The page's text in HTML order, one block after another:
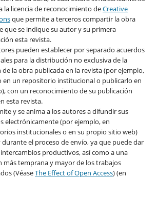
la licencia de reconocimiento deCreative
que permite a terceros compartir la obra
que se indique su autor y su primera
esta revista.
pueden establecer por separado acuerdos
para la distribución no exclusiva de la
de la obra publicada en la revista (por ejemplo,
en un repositorio institucional o publicarlo en
con un reconocimiento de su publicación
esta revista.
y se anima a los autores a difundir sus
electrónicamente (por ejemplo, en
institucionales o en su propio sitio web)
durante el proceso de envío, ya que puede dar
productivos, así como a una
más temprana y mayor de los trabajos
(VéaseThe Effect of Open Access) (en